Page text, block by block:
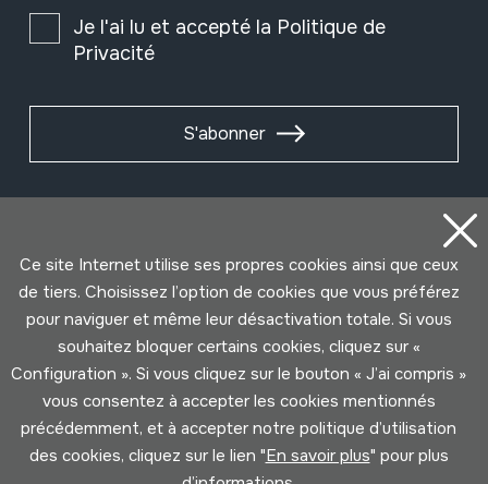
Je l'ai lu et accepté la Politique de
Privacité
S'abonner
Conditions d'Utilisation
Cookies politique
Ce site Internet utilise ses propres cookies ainsi que ceux
de tiers. Choisissez l’option de cookies que vous préférez
pour naviguer et même leur désactivation totale. Si vous
souhaitez bloquer certains cookies, cliquez sur «
Configuration ». Si vous cliquez sur le bouton « J’ai compris »
vous consentez à accepter les cookies mentionnés
précédemment, et à accepter notre politique d’utilisation
des cookies, cliquez sur le lien "En savoir plus" pour plus